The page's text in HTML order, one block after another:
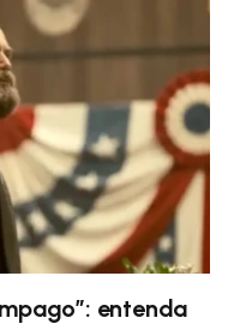
entenda